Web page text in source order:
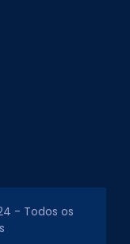
- Todos os